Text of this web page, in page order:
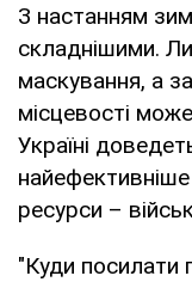
З настанням
складнішими.
маскування, а
місцевості
Україні
ресурси –
"Куди посилати